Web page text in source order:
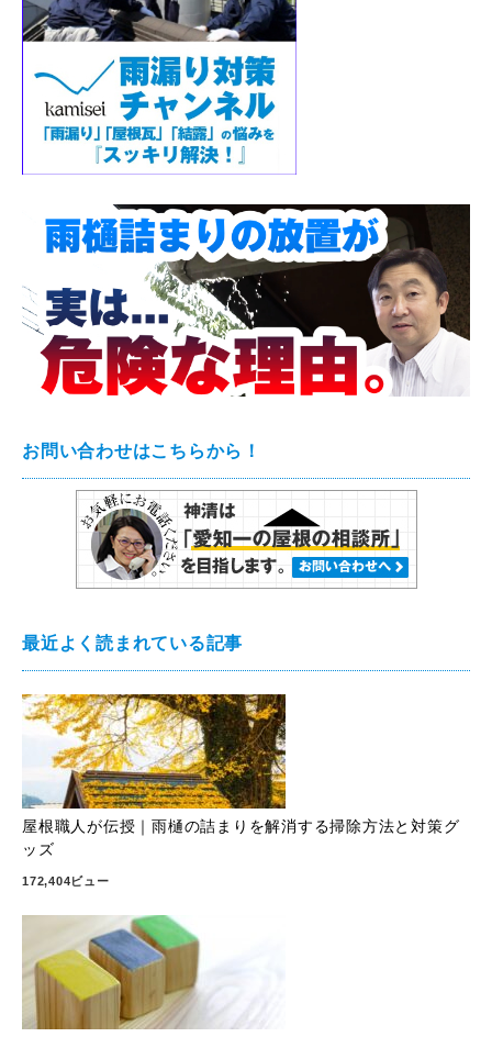
お問い合わせはこちらから！
最近よく読まれている記事
屋根職人が伝授｜雨樋の詰まりを解消する掃除方法と対策グ
ッズ
172,404ビュー